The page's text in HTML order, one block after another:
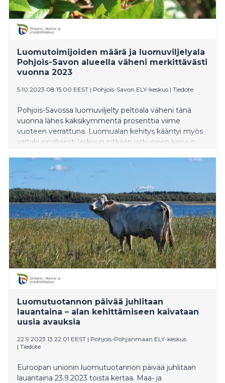
Luomutoimijoiden määrä ja luomuviljelyala
Pohjois-Savon alueella väheni merkittävästi
vuonna 2023
5.10.2023 08:15:00 EEST | Pohjois-Savon ELY-keskus | Tiedote
Pohjois-Savossa luomuviljelty peltoala väheni tänä
vuonna lähes kaksikymmentä prosenttia viime
vuoteen verrattuna. Luomualan kehitys kääntyi myös
valtakunnallisesti laskuun pitkään jatkuneen kasvun
Luomutuotannon päivää juhlitaan
lauantaina – alan kehittämiseen kaivataan
uusia avauksia
22.9.2023 13:22:01 EEST | Pohjois-Pohjanmaan ELY-keskus
| Tiedote
Euroopan unionin luomutuotannon päivää juhlitaan
lauantaina 23.9.2023 toista kertaa. Maa- ja